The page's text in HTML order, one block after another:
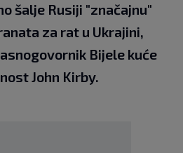
šalje Rusiji "značajnu"
za rat u Ukrajini,
Bijele kuće
John Kirby.